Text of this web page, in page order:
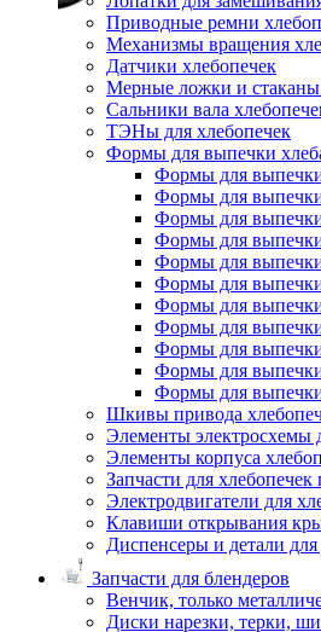
Приводные ремни
Механизмы вращения
Датчики хлебопечек
Мерные ложки и стаканы
Сальники вала
ТЭНы для хлебопечек
Формы для выпечки
Формы для
Формы для
Формы для
Формы для
Формы для
Формы для
Формы для выпечки
Формы для
Формы для
Формы для
Формы для
Шкивы привода
Элементы электросхемы
Элементы корпуса
Запчасти для хлебопечек
Электродвигатели для
Клавиши открывания
Диспенсеры и детали
Запчасти для блендеров
Венчик, только
Диски нарезки, терки,